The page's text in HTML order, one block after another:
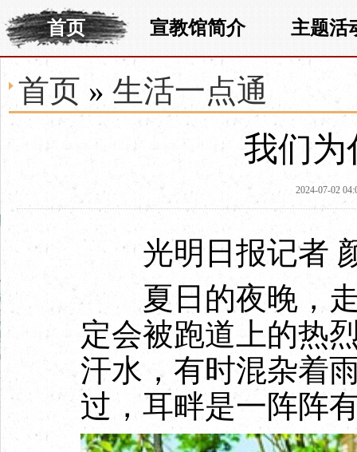
首页 宣教馆简介 主题活
首页 » 生活一点通
我们为
2024-07-02
光明日报记者
夏日的夜晚，走
定会被跑道上的热
汗水，有时混杂着
过，耳畔是一阵阵